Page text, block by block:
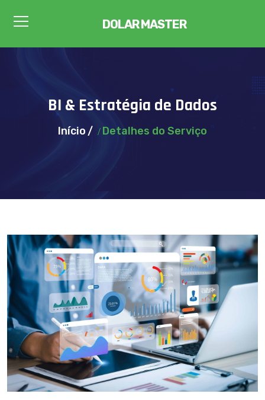
DOLAR MASTER
BI & Estratégia de Dados
Início Detalhes do Serviço